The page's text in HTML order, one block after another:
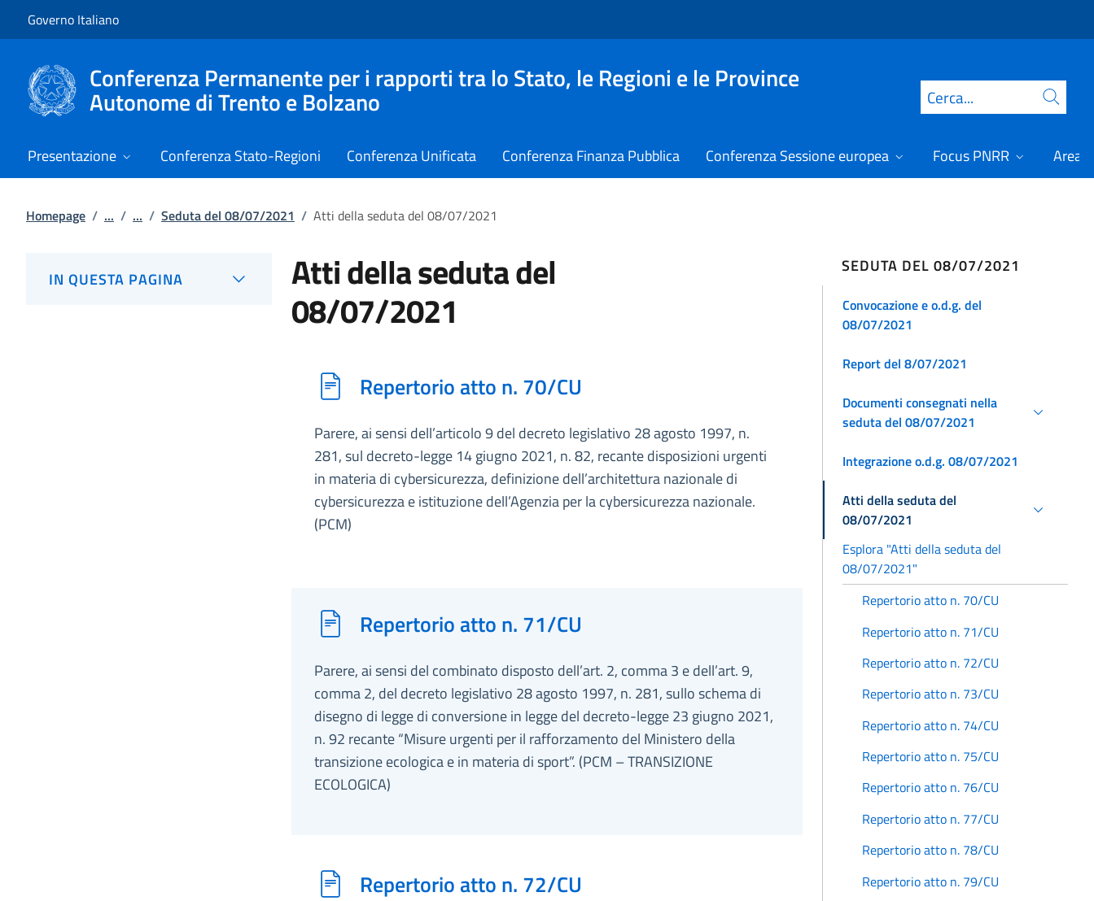
Governo Italiano
Conferenza Permanente per i rapporti tra lo Stato, le Regioni e le Province
Autonome di Trento e Bolzano Cerca
Presentazione Conferenza Stato-Regioni Conferenza Unificata Conferenza Finanza Pubblica Conferenza Sessione europea Focus PNRR Area
Homepage / ... / ... / Seduta del 08/07/2021 / Atti della seduta del 08/07/2021
IN QUESTA PAGINA Atti della seduta del
08/07/2021
Repertorio atto n. 70/CU
Parere, ai sensi dell’articolo 9 del decreto legislativo 28 agosto 1997, n.
281, sul decreto-legge 14 giugno 2021, n. 82, recante disposizioni urgenti
in materia di cybersicurezza, definizione dell’architettura nazionale di
cybersicurezza e istituzione dell’Agenzia per la cybersicurezza nazionale.
(PCM)
Repertorio atto n. 71/CU
Parere, ai sensi del combinato disposto dell’art. 2, comma 3 e dell’art. 9,
comma 2, del decreto legislativo 28 agosto 1997, n. 281, sullo schema di
disegno di legge di conversione in legge del decreto-legge 23 giugno 2021,
n. 92 recante “Misure urgenti per il rafforzamento del Ministero della
transizione ecologica e in materia di sport”. (PCM – TRANSIZIONE
ECOLOGICA)
Repertorio atto n. 72/CU
SEDUTA DEL 08/07/2021
Convocazione e o.d.g. del
08/07/2021
Report del 8/07/2021
Documenti consegnati nella
seduta del 08/07/2021
Integrazione o.d.g. 08/07/2021
Atti della seduta del
08/07/2021
Esplora "Atti della seduta del
08/07/2021"
Repertorio atto n. 70/CU
Repertorio atto n. 71/CU
Repertorio atto n. 72/CU
Repertorio atto n. 73/CU
Repertorio atto n. 74/CU
Repertorio atto n. 75/CU
Repertorio atto n. 76/CU
Repertorio atto n. 77/CU
Repertorio atto n. 78/CU
Repertorio atto n. 79/CU